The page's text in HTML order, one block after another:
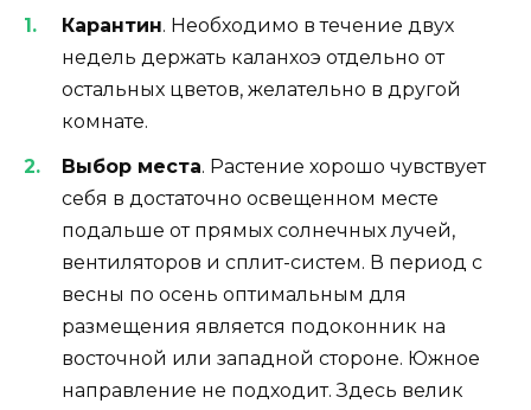
Карантин. Необходимо в течение двух
недель держать каланхоэ отдельно от
остальных цветов, желательно в другой
комнате.
Выбор места. Растение хорошо чувствует
себя в достаточно освещенном месте
подальше от прямых солнечных лучей,
вентиляторов и сплит-систем. В период с
весны по осень оптимальным для
размещения является подоконник на
восточной или западной стороне. Южное
направление не подходит. Здесь велик